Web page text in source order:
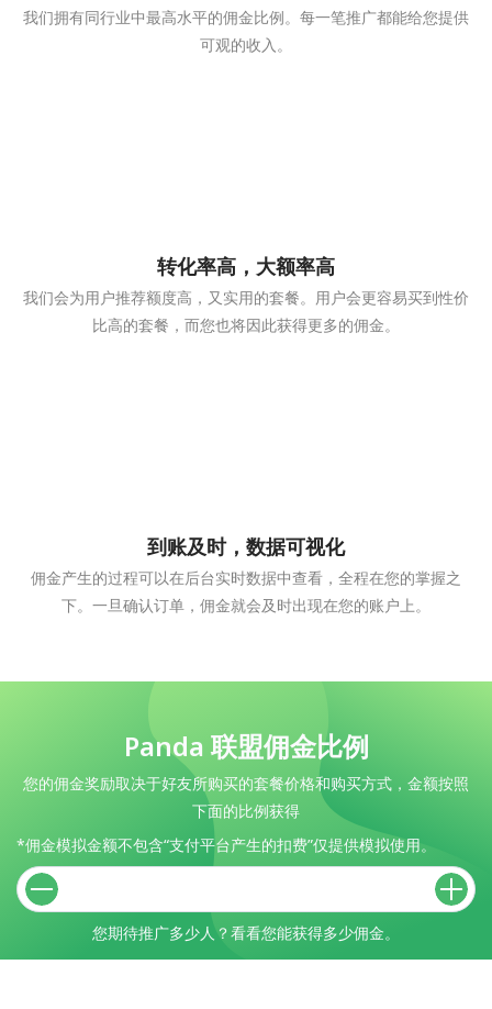
我们拥有同行业中最高水平的佣金比例。每一笔推广都能给您提供
可观的收入。
转化率高，大额率高
我们会为用户推荐额度高，又实用的套餐。用户会更容易买到性价
比高的套餐，而您也将因此获得更多的佣金。
到账及时，数据可视化
佣金产生的过程可以在后台实时数据中查看，全程在您的掌握之
下。一旦确认订单，佣金就会及时出现在您的账户上。
Panda 联盟佣金比例
您的佣金奖励取决于好友所购买的套餐价格和购买方式，金额按照
下面的比例获得
*佣金模拟金额不包含“支付平台产生的扣费”仅提供模拟使用。
您期待推广多少人？看看您能获得多少佣金。